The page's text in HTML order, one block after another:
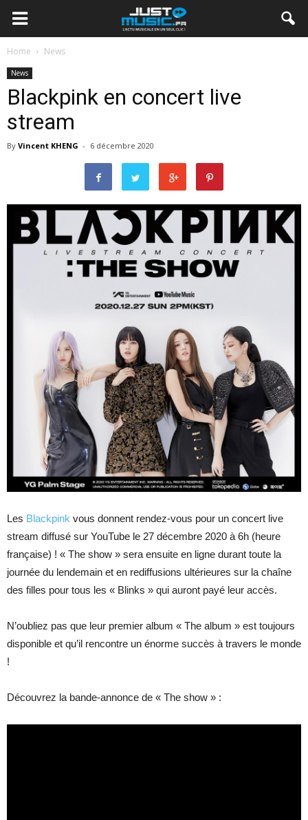
Home News
News
Blackpink en concert live
stream
By Vincent KHENG - 6 décembre 2020
Les Blackpink vous donnent rendez-vous pour un concert live
stream diffusé sur YouTube le 27 décembre 2020 à 6h (heure
française) ! « The show » sera ensuite en ligne durant toute la
journée du lendemain et en rediffusions ultérieures sur la chaîne
des filles pour tous les « Blinks » qui auront payé leur accès.
N’oubliez pas que leur premier album « The album » est toujours
disponible et qu’il rencontre un énorme succès à travers le monde
!
Découvrez la bande-annonce de « The show » :